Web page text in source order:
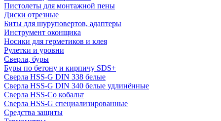
Пистолеты для монтажной пены
Диски отрезные
Биты для шуруповертов, адаптеры
Инструмент оконщика
Носики для герметиков и клея
Рулетки и уровни
Сверла, буры
Буры по бетону и кирпичу SDS+
Сверла HSS-G DIN 338 белые
Сверла HSS-G DIN 340 белые удлинённые
Сверла HSS-Co кобальт
Сверла HSS-G специализированные
Средства защиты